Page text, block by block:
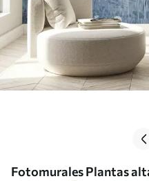
Fotomurales Plantas